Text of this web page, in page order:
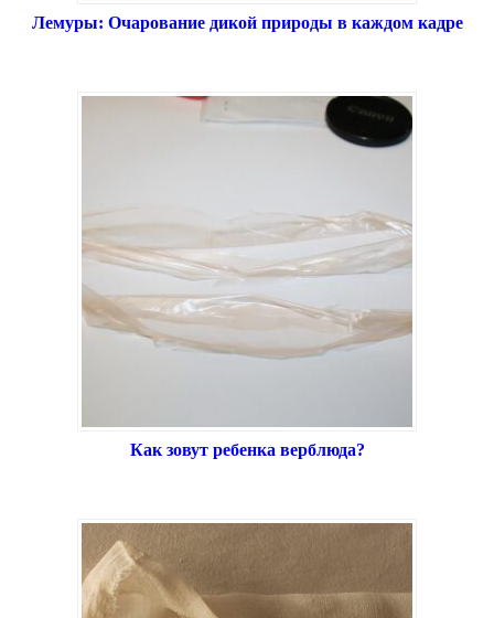
Лемуры: Очарование дикой природы в каждом кадре
Как зовут ребенка верблюда?